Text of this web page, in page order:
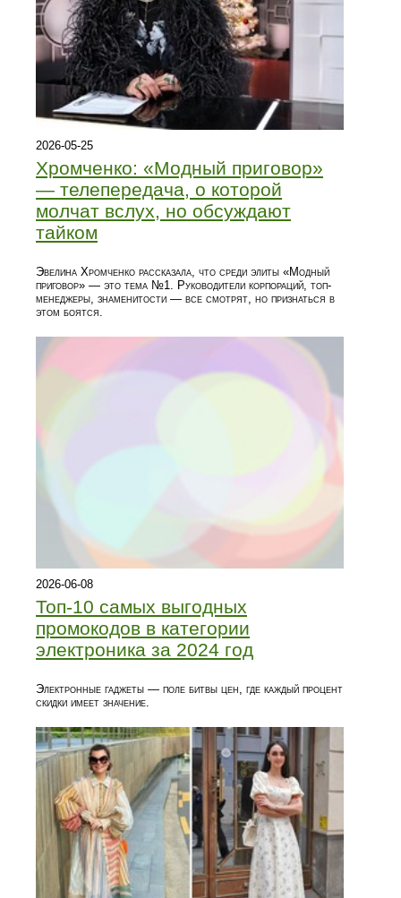
2026-05-25
Хромченко: «Модный приговор»
— телепередача, о которой
молчат вслух, но обсуждают
тайком
Эвелина Хромченко рассказала, что среди элиты «Модный
приговор» — это тема №1. Руководители корпораций, топ-
менеджеры, знаменитости — все смотрят, но признаться в
этом боятся.
2026-06-08
Топ‑10 самых выгодных
промокодов в категории
электроника за 2024 год
Электронные гаджеты — поле битвы цен, где каждый процент
скидки имеет значение.